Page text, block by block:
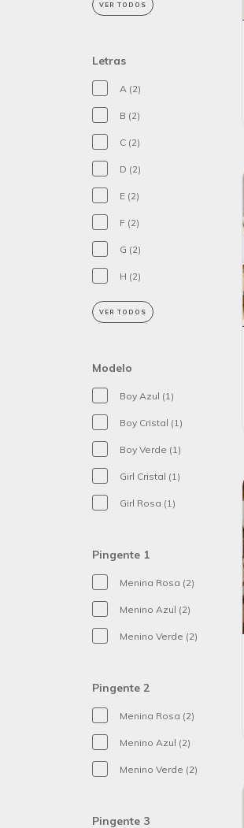
VER TODOS
Letras
A (2)
B (2)
C (2)
D (2)
E (2)
F (2)
G (2)
H (2)
VER TODOS
Modelo
Boy Azul (1)
Boy Cristal (1)
Boy Verde (1)
Girl Cristal (1)
Girl Rosa (1)
Pingente 1
Menina Rosa (2)
Menino Azul (2)
Menino Verde (2)
Pingente 2
Menina Rosa (2)
Menino Azul (2)
Menino Verde (2)
Pingente 3